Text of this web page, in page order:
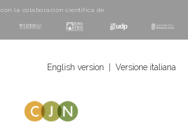
con la colaboración cientí­fica de
English version Versione italiana